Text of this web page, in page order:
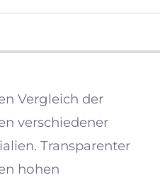
Vergleich der
verschiedener
Transparenter
hohen